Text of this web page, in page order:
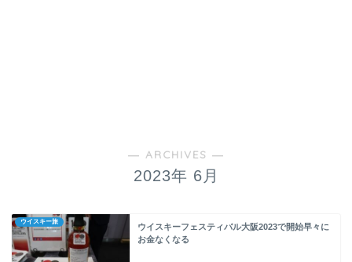
― ARCHIVES ―
2023年 6月
ウイスキー旅
ウイスキーフェスティバル大阪2023で開始早々に
お金なくなる